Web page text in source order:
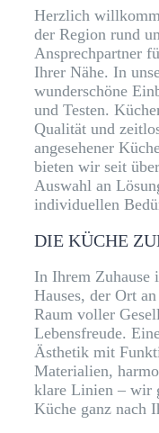
Herzlich
der Region rund
Ansprechpartner
Ihrer Nähe. In
wunderschöne
und Testen.
Qualität und
angesehener
bieten wir seit
Auswahl an
individuellen
DIE KÜCHE
In Ihrem Zuhause
Hauses, der Ort
Raum voller
Lebensfreude.
Ästhetik mit
Materialien,
klare Linien – wir
Küche ganz nach